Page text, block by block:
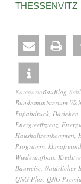
THESSENVITZ
KategorieBauBlog
Bundesministerium
Fußabdruck, Darlehen,
Energieeffizienz,
Haushaltseinkommen,
Programm,
Wiederaufbau,
Bauweise, Natürlicher
QNG Plus, QNG